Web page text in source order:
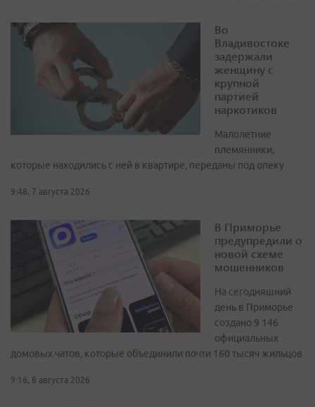
Во
Владивостоке
задержали
женщину с
крупной
партией
наркотиков
Малолетние
племянники,
которые находились с ней в квартире, переданы под опеку
9:48, 7 августа 2026
В Приморье
предупредили о
новой схеме
мошенников
На сегодняшний
день в Приморье
создано 9 146
официальных
домовых чатов, которые объединили почти 160 тысяч жильцов
9:16, 8 августа 2026